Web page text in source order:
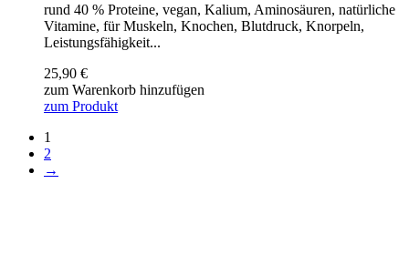
rund 40 % Proteine, vegan, Kalium, Aminosäuren, natürliche
Vitamine, für Muskeln, Knochen, Blutdruck, Knorpeln,
Leistungsfähigkeit...
25,90 €
zum Warenkorb hinzufügen
zum Produkt
1
2
→